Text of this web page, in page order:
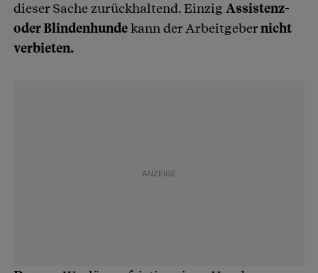
dieser Sache zurückhaltend. Einzig Assistenz-
oder Blindenhundekann der Arbeitgebernicht
verbieten.